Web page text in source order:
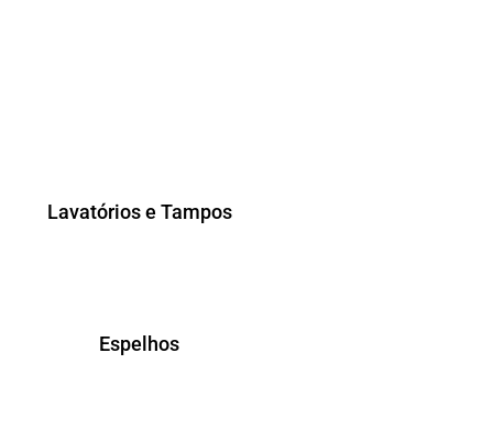
Lavatórios e Tampos
Espelhos